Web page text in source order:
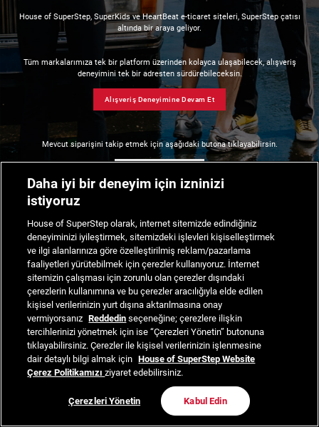
House of SuperStep, SuperKids ve HeartBeat e-ticaret siteleri, SuperStep çatısı
altında bir araya geliyor.
Tüm markalarımıza tek bir platform üzerinden kolayca ulaşabilecek, alışveriş
deneyimini tek bir adresten sürdürebileceksin.
Alışveriş Deneyimine Devam Et
Mevcut siparişini takip etmek için aşağıdaki butona tıklayabilirsin.
Daha iyi bir deneyim için izninizi
istiyoruz
House of SuperStep olarak, internet sitemizde edindiğiniz
deneyiminizi iyileştirmek, sitemizdeki işlevleri kişiselleştirmek
ve ilgi alanlarınıza göre özelleştirilmiş reklam/pazarlama
faaliyetleri yürütebilmek için çerezler kullanıyoruz. İnternet
sitemizin çalışması için zorunlu olan çerezler dışındaki
çerezlerin kullanımına ve bu çerezler aracılığıyla elde edilen
kişisel verilerinizin yurt dışına aktarılmasına onay
vermiyorsanız Reddedin seçeneğine; çerezlere ilişkin
tercihlerinizi yönetmek için ise “Çerezleri Yönetin” butonuna
tıklayabilirsiniz. Çerezler ile kişisel verilerinizin işlenmesine
dair detaylı bilgi almak için House of SuperStep Website
Çerez Politikamızıziyaret edebilirsiniz.
Çerezleri Yönetin Kabul Edin